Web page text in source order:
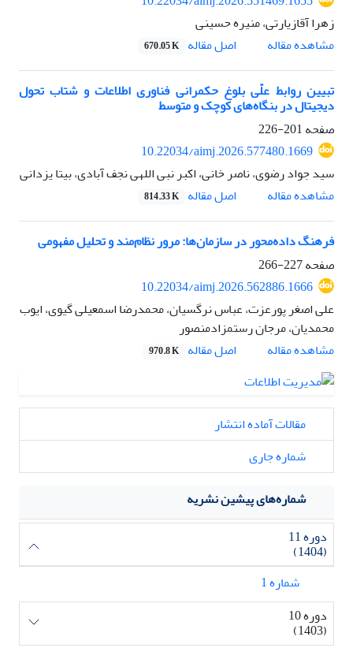
زهرا آقازیارتی، منیره حسینی
مشاهده مقاله
اصل مقاله 670.05 K
تبیین روابط علّی بلوغ حکمرانی فناوری اطلاعات و شتاب تحول
دیجیتال در بنگاه‌های کوچک و متوسط
صفحه201-226
10.22034/aimj.2026.577480.1669
سید جواد رضوی، ناصر خانی، اکبر نبی اللهی نجف آبادی، بیتا یزدانی
مشاهده مقاله
اصل مقاله 814.33 K
فرهنگ داده‌محور در سازمان‌ها: مرور نظام‌مند و تحلیل مفهومی
صفحه227-266
10.22034/aimj.2026.562886.1666
علی اصغر پورعزت، عباس نرگسیان، محمدرضا اسمعیلی گیوی، ایوب
محمدیان، مرجان رستمزادمنصور
مشاهده مقاله
اصل مقاله 970.8 K
مقالات آماده انتشار
شماره جاری
شماره‌های پیشین نشریه
دوره 11
(1404)
شماره 1
دوره 10
(1403)